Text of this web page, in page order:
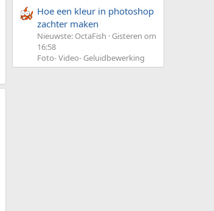
Hoe een kleur in photoshop
zachter maken
Nieuwste: OctaFish
Gisteren om
16:58
Foto- Video- Geluidbewerking